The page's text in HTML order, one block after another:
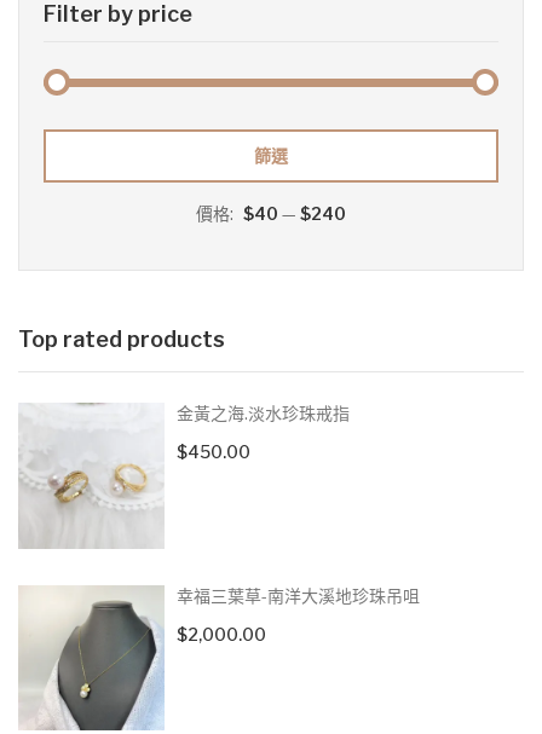
Filter by price
低
格
高
格
篩選
價格: $40 — $240
Top rated products
金黃之海.淡水珍珠戒指
$450.00
幸福三葉草-南洋大溪地珍珠吊咀
$2,000.00